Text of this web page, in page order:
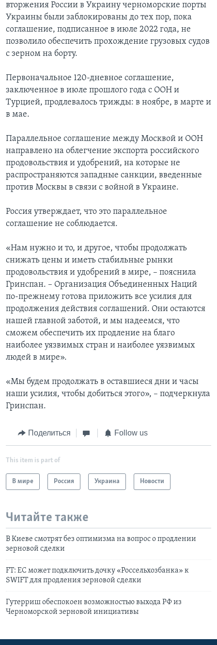
вторжения России в Украину черноморские порты
Украины были заблокированы до тех пор, пока
соглашение, подписанное в июле 2022 года, не
позволило обеспечить прохождение грузовых судов
с зерном на борту.
Первоначальное 120-дневное соглашение,
заключенное в июле прошлого года с ООН и
Турцией, продлевалось трижды: в ноябре, в марте и
в мае.
Параллельное соглашение между Москвой и ООН
направлено на облегчение экспорта российского
продовольствия и удобрений, на которые не
распространяются западные санкции, введенные
против Москвы в связи с войной в Украине.
Россия утверждает, что это параллельное
соглашение не соблюдается.
«Нам нужно и то, и другое, чтобы продолжать
снижать цены и иметь стабильные рынки
продовольствия и удобрений в мире, – пояснила
Гринспан. – Организация Объединенных Наций
по-прежнему готова приложить все усилия для
продолжения действия соглашений. Они остаются
нашей главной заботой, и мы надеемся, что
сможем обеспечить их продление на благо
наиболее уязвимых стран и наиболее уязвимых
людей в мире».
«Мы будем продолжать в оставшиеся дни и часы
наши усилия, чтобы добиться этого», – подчеркнула
Гринспан.
Поделиться Follow us
This item is part of
В мире Россия Украина Новости
Читайте также
В Киеве смотрят без оптимизма на вопрос о продлении
зерновой сделки
FT: ЕС может подключить дочку «Россельхозбанка» к
SWIFT для продления зерновой сделки
Гутерриш обеспокоен возможностью выхода РФ из
Черноморской зерновой инициативы